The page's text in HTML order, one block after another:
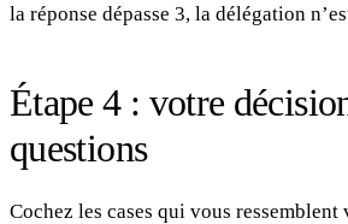
la réponse dépasse 3, la délégation
Étape 4 : votre
questions
Cochez les cases qui vous ressemblent